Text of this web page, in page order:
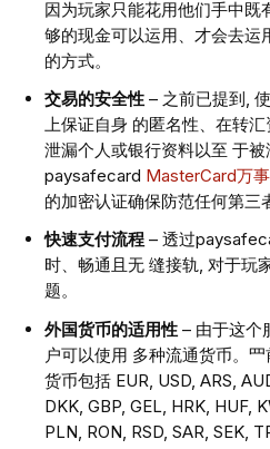
因为玩家只能花⽤他们⼿中既
够的现⾦可以运⽤、才会去
的⽅式。
交易的安全性 – 之前已提到,
上保证⾃⾝ 的匿名性、在转
泄漏个⼈或银⾏资料以⾄ 于
paysafecard MasterCard万
的加密认证确保防范任何第三
快速⽀付流程 – 透过
时、畅通且⽆ 缝接轨, 对于玩
题。
外国货币的适⽤性 – 由于这个
户可以使⽤ 多种流通货币。
货币包括 EUR, USD, ARS,
DKK, GBP, GEL, HRK, HUF,
PLN, RON, RSD, SAR, SEK,